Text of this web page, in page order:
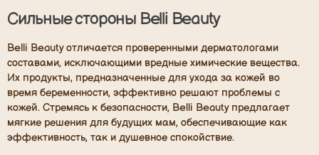
Сильные стороны Belli Beauty
Belli Beauty отличается проверенными дерматологами
составами, исключающими вредные химические вещества.
Их продукты, предназначенные для ухода за кожей во
время беременности, эффективно решают проблемы с
кожей. Стремясь к безопасности, Belli Beauty предлагает
мягкие решения для будущих мам, обеспечивающие как
эффективность, так и душевное спокойствие.